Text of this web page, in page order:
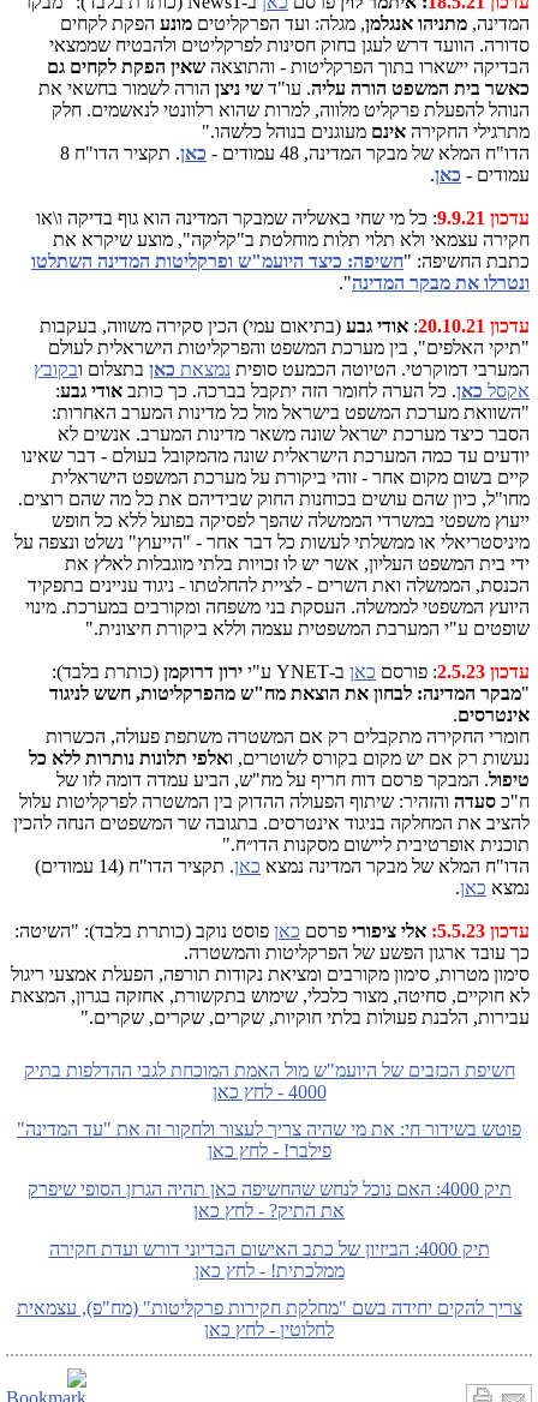
המדינה, מתניהו אנגלמן, מגלה: ועד הפרקליטים מונע הפקת לקחים
סדורה. הוועד דרש לעגן בחוק חסינות לפרקליטים ולהבטיח שממצאי
הבדיקה יישארו בתוך הפרקליטות - והתוצאה שאין הפקת לקחים גם
כאשר בית המשפט הורה עליה. עו"ד שי ניצן הורה לשמור בחשאי את
הנוהל להפעלת פרקליט מלווה, למרות שהוא רלוונטי לנאשמים. חלק
מתרגילי החקירה אינם מעוגנים בנוהל כלשהו."
הדו"ח המלא של מבקר המדינה, 48 עמודים -
כאן
. תקציר הדו"ח 8
עמודים - כאן.
עדכון 9.9.21
: כל מי שחי באשליה שמבקר המדינה הוא גוף בדיקה ו\או
חקירה עצמאי ולא תלוי תלות מוחלטת ב"קליקה", מוצע שיקרא את
כתבת החשיפה: "חשיפה: כיצד היועמ"ש ופרקליטות המדינה השתלטו
ונטרלו את מבקר המדינה".
עדכון 20.10.21 : אודי גבע (בתיאום עמי) הכין סקירה משווה, בעקבות
"תיקי האלפים", בין מערכת המשפט והפרקליטות הישראלית לעולם
המערבי דמוקרטי. הטיוטה הכמעט סופית נמצאת כאן בתצלום ובקובץ
אקסל כאן. כל הערה לחומר הזה יתקבל בברכה. כך כותב אודי גבע:
"השוואת מערכת המשפט בישראל מול כל מדינות המערב האחרות:
הסבר כיצד מערכת ישראל שונה משאר מדינות המערב. אנשים לא
יודעים עד כמה המערכת הישראלית שונה מהמקובל בעולם - דבר שאינו
קיים בשום מקום אחר - זוהי ביקורת על מערכת המשפט הישראלית
מחו"ל, כיון שהם עושים בכוחנות החוק שבידיהם את כל מה שהם רוצים.
ייעוץ משפטי במשרדי הממשלה שהפך לפסיקה בפועל ללא כל חופש
מיניסטריאלי או ממשלתי לעשות כל דבר אחר - "הייעוץ" נשלט ונצפה על
ידי בית המשפט העליון, אשר יש לו זכויות בלתי מוגבלות לאלץ את
הכנסת, הממשלה ואת השרים - לציית להחלטתו - ניגוד עניינים בתפקיד
היועץ המשפטי לממשלה. העסקת בני משפחה ומקורבים במערכת. מינוי
שופטים ע"י המערבת המשפטית עצמה וללא ביקורת חיצונית."
עדכון 2.5.23 : פורסם כאן ב-YNET ע"י ירון דרוקמן (כותרת בלבד):
"מבקר המדינה: לבחון את הוצאת מח"ש מהפרקליטות, חשש לניגוד
אינטרסים.
חומרי החקירה מתקבלים רק אם המשטרה משתפת פעולה, הכשרות
נעשות רק אם יש מקום בקורס לשוטרים, ואלפי תלונות נותרות ללא כל
טיפול. המבקר פרסם דוח חריף על מח"ש, הביע עמדה דומה לזו של
ח"כ סעדה והזהיר: שיתוף הפעולה ההדוק בין המשטרה לפרקליטות עלול
להציב את המחלקה בניגוד אינטרסים. בתגובה שר המשפטים הנחה להכין
תוכנית אופרטיבית ליישום מסקנות הדו״ח."
הדו"ח המלא של מבקר המדינה נמצא כאן
. תקציר הדו"ח (14 עמודים)
נמצא כאן.
עדכון 5.5.23: אלי ציפורי פרסם כאן פוסט נוקב (כותרת בלבד): "השיטה:
כך עובד ארגון הפשע של הפרקליטות והמשטרה.
סימון מטרות, סימון מקורבים ומציאת נקודות תורפה, הפעלת אמצעי ריגול
לא חוקיים, סחיטה, מצור כלכלי, שימוש בתקשורת, אחזקה בגרון, המצאת
עבירות, הלבנת פעולות בלתי חוקיות, שקרים, שקרים, שקרים."
חשיפת הכזבים של היועמ"ש מול האמת המוכחת לגבי ההדלפות בתיק
4000 - לחץ כאן
פוטש בשידור חי: את מי שהיה צריך לעצור ולחקור זה את "עד המדינה"
פילבר! - לחץ כאן
תיק 4000: האם נוכל לנחש שהחשיפה כאן תהיה הגרזן הסופי שיפרק
את התיק? - לחץ כאן
תיק 4000: הביזיון של כתב האישום הבדיוני דורש ועדת חקירה
ממלכתית! - לחץ כאן
צריך להקים יחידה בשם "מחלקת חקירות פרקליטות" (מח"פ), עצמאית
לחלוטין - לחץ כאן